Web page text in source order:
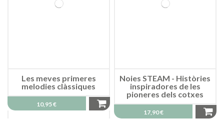
Les meves primeres
melodies clàssiques
10,95 €
Noies STEAM - Històries
inspiradores de les
pioneres dels cotxes
17,90 €